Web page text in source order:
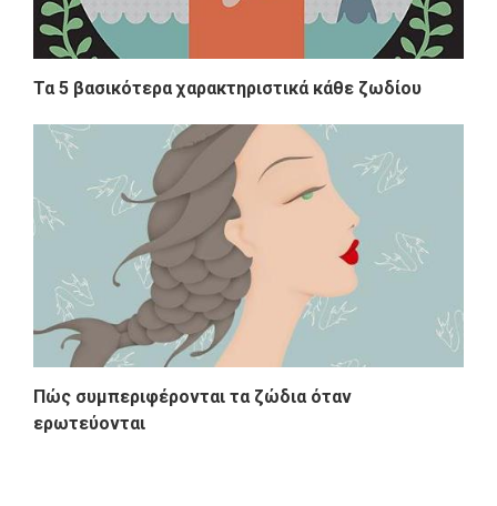
Τα 5 βασικότερα χαρακτηριστικά κάθε ζωδίου
Πώς συμπεριφέρονται τα ζώδια όταν
ερωτεύονται